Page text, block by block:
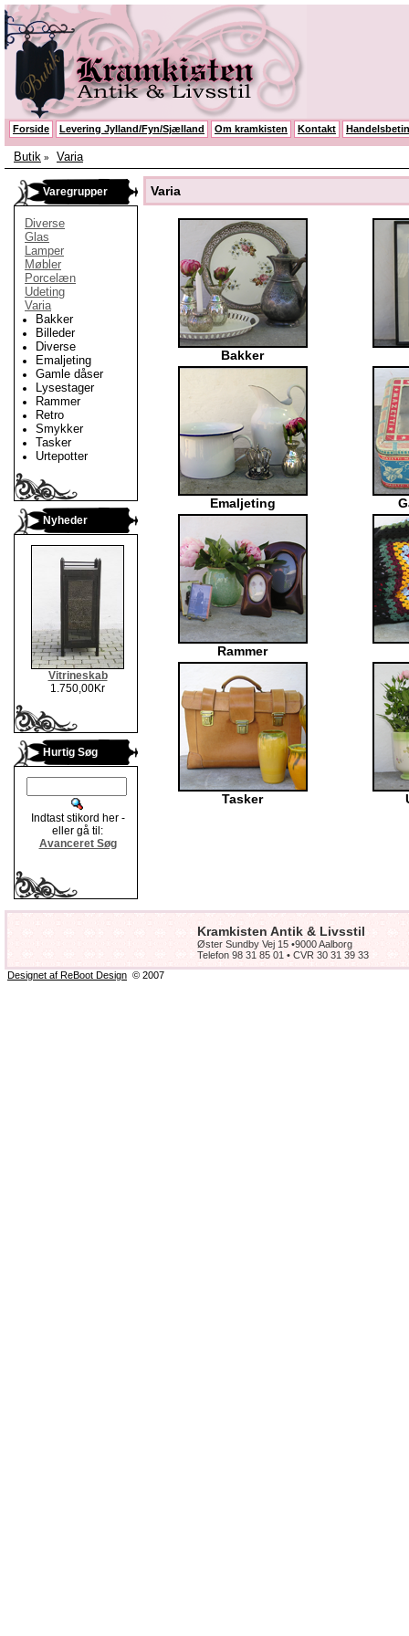
Forside Levering Jylland/Fyn/Sjælland Om kramkisten Kontakt
Butik » Varia
Varegrupper
Diverse
Glas
Lamper
Møbler
Porcelæn
Udeting
Varia
Bakker
Billeder
Diverse
Emaljeting
Gamle dåser
Lysestager
Rammer
Retro
Smykker
Tasker
Urtepotter
Nyheder
Vitrineskab
1.750,00Kr
Hurtig Søg
Indtast stikord her -
eller gå til:
Avanceret Søg
Varia
Bakker
Emaljeting
Rammer
Tasker
Kramkisten Antik & Livsstil
Øster Sundby Vej 15 •9000 Aalborg
Telefon 98 31 85 01 • CVR 30 31 39 33
Designet af ReBoot Design © 2007